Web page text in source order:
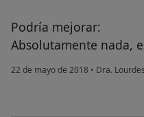
Podría mejorar:
Absolutamente nada,
22 de mayo de 2018 • Dra.